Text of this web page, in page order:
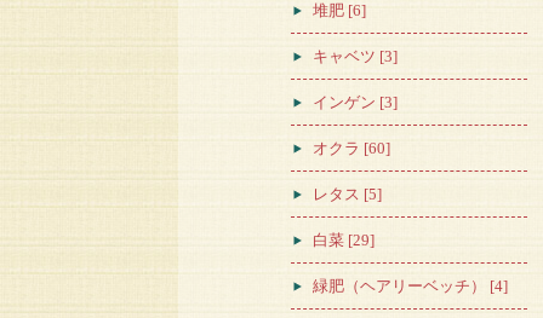
堆肥 [6]
キャベツ [3]
インゲン [3]
オクラ [60]
レタス [5]
白菜 [29]
緑肥（ヘアリーベッチ） [4]